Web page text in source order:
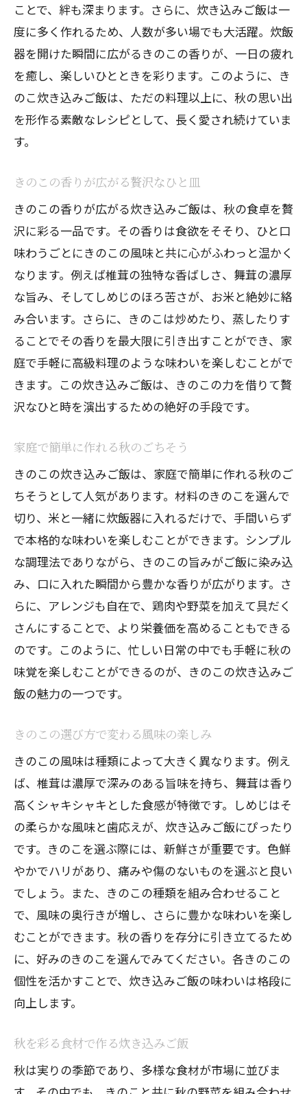
健康に良いきのこの栄養素を解説
ビタミンDたっぷりのきのこ料理の魅力
低カロリーで満足感のある炊き込みご飯
食物繊維たっぷりでお腹も喜ぶレシピ
きのこを使った栄養価の高い食事の提案
ご飯の作り方
椎茸と舞茸の旨味を引き出す調理法
贅沢なきのこを活かした絶品レシピ
椎茸と舞茸で味わう秋の炊き込みご飯
きのこたっぷりの炊き込みご飯で贅沢な
食卓
家庭で楽しむ椎茸と舞茸の豪華レシピ
きのこの豊かな風味を堪能する炊き込み
ご飯
家庭で楽しむ秋のごちそうきのこ炊き込みご
家庭で作る簡単きのこ炊き込みご飯のコ
ツ
子供も喜ぶきのこ料理で秋を満喫
家族みんなで楽しめる炊き込みご飯のア
イデア
秋の夜長にぴったりな家庭料理
みんなが笑顔になる絶品の炊き込みご飯
家庭で味わう秋の味覚の魅力
季節の味覚を満喫するきのこの炊き込みご飯
で食卓を彩る
季節感あふれる食材で作る炊き込みご飯
飯
秋を感じる贅沢な炊き込みご飯の提案
家族の集まる食卓を彩るレシピ
季節の味を存分に楽しむ炊き込みご飯
秋の訪れを感じるきのこ料理の魅力
心温まるきのこの炊き込みご飯が秋の夜長に
ぴったり
秋の夜長を楽しむきのこ料理の醍醐味
温かみのあるきのこ炊き込みご飯の魅力
心を満たす秋の味覚の楽しみ方
秋の夜を豊かにする炊き込みご飯のレシ
ピ
理
秋の風物詩としての炊き込みご飯の魅力
ことで、絆も深まります。さらに、炊き込みご飯は一
度に多く作れるため、人数が多い場でも大活躍。炊飯
器を開けた瞬間に広がるきのこの香りが、一日の疲れ
を癒し、楽しいひとときを彩ります。このように、き
のこ炊き込みご飯は、ただの料理以上に、秋の思い出
を形作る素敵なレシピとして、長く愛され続けていま
す。
きのこの香りが広がる贅沢なひと皿
きのこの香りが広がる炊き込みご飯は、秋の食卓を贅
沢に彩る一品です。その香りは食欲をそそり、ひと口
味わうごとにきのこの風味と共に心がふわっと温かく
なります。例えば椎茸の独特な香ばしさ、舞茸の濃厚
な旨み、そしてしめじのほろ苦さが、お米と絶妙に絡
み合います。さらに、きのこは炒めたり、蒸したりす
ることでその香りを最大限に引き出すことができ、家
庭で手軽に高級料理のような味わいを楽しむことがで
きます。この炊き込みご飯は、きのこの力を借りて贅
沢なひと時を演出するための絶好の手段です。
家庭で簡単に作れる秋のごちそう
きのこの炊き込みご飯は、家庭で簡単に作れる秋のご
ちそうとして人気があります。材料のきのこを選んで
切り、米と一緒に炊飯器に入れるだけで、手間いらず
で本格的な味わいを楽しむことができます。シンプル
な調理法でありながら、きのこの旨みがご飯に染み込
み、口に入れた瞬間から豊かな香りが広がります。さ
らに、アレンジも自在で、鶏肉や野菜を加えて具だく
さんにすることで、より栄養価を高めることもできる
のです。このように、忙しい日常の中でも手軽に秋の
味覚を楽しむことができるのが、きのこの炊き込みご
飯の魅力の一つです。
きのこの選び方で変わる風味の楽しみ
きのこの風味は種類によって大きく異なります。例え
ば、椎茸は濃厚で深みのある旨味を持ち、舞茸は香り
高くシャキシャキとした食感が特徴です。しめじはそ
の柔らかな風味と歯応えが、炊き込みご飯にぴったり
です。きのこを選ぶ際には、新鮮さが重要です。色鮮
やかでハリがあり、痛みや傷のないものを選ぶと良い
でしょう。また、きのこの種類を組み合わせること
で、風味の奥行きが増し、さらに豊かな味わいを楽し
むことができます。秋の香りを存分に引き立てるため
に、好みのきのこを選んでみてください。各きのこの
個性を活かすことで、炊き込みご飯の味わいは格段に
向上します。
秋を彩る食材で作る炊き込みご飯
秋は実りの季節であり、多様な食材が市場に並びま